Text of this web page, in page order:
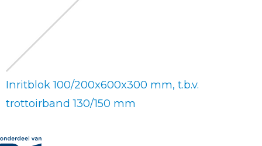
Inritblok 100/200x600x300 mm, t.b.v.
trottoirband 130/150 mm